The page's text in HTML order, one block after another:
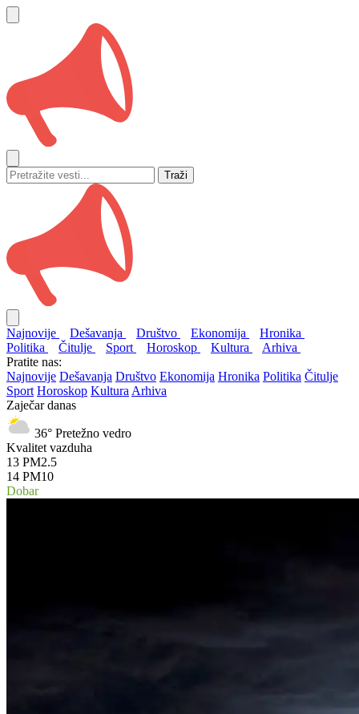
Traži
Najnovije Dešavanja Društvo Ekonomija
Hronika
Politika
Čitulje Sport Horoskop Kultura
Arhiva
Pratite nas:
Najnovije Dešavanja Društvo Ekonomija Hronika Politika Čitulje
Sport Horoskop Kultura Arhiva
Zaječar danas
36° Pretežno vedro
Kvalitet vazduha
13 PM2.5
14 PM10
Dobar